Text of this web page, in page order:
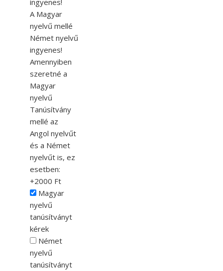
ingyenes!
A Magyar
nyelvű mellé
Német nyelvű
ingyenes!
Amennyiben
szeretné a
Magyar
nyelvű
Tanúsítvány
mellé az
Angol nyelvűt
és a Német
nyelvűt is, ez
esetben:
+2000 Ft
Magyar
nyelvű
tanúsítványt
kérek
Német
nyelvű
tanúsítványt